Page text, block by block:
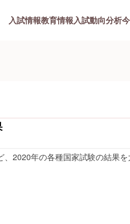
入試情報教育情報入試動向分析
2020年の各種国家試験の結果を